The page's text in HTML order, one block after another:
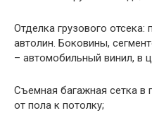
Отделка грузового
автолин. Боковины,
– автомобильный винил, в
Съемная багажная сетка в
от пола к потолку;